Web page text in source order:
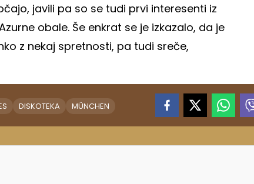
javili pa so se tudi prvi interesenti iz
obale. Še enkrat se je izkazalo, da je
z nekaj spretnosti, pa tudi sreče,
DISKOTEKA MÜNCHEN